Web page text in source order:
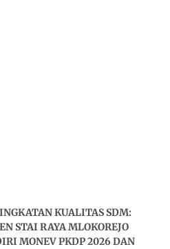
KUALITAS SDM:
STAI RAYA MLOKOREJO
MONEV PKDP 2026 DAN